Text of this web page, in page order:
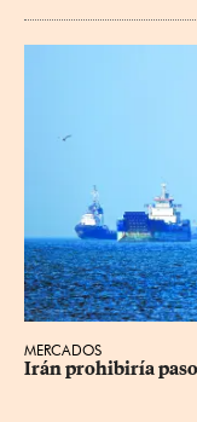
MERCADOS
Irán prohibiría